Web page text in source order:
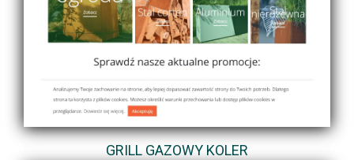
GRILL GAZOWY KOLER